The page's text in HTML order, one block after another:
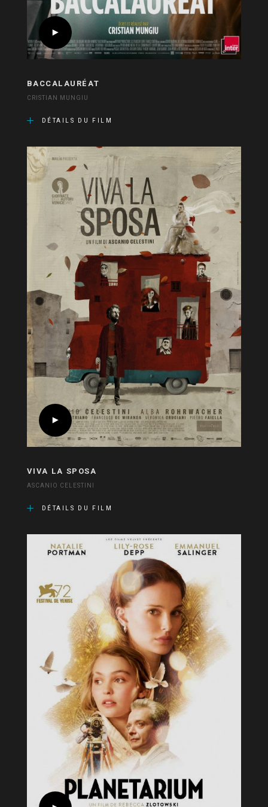
BACCALAURÉAT
CRISTIAN MUNGIU
DÉTAILS DU FILM
VIVA LA SPOSA
ASCANIO CELESTINI
DÉTAILS DU FILM